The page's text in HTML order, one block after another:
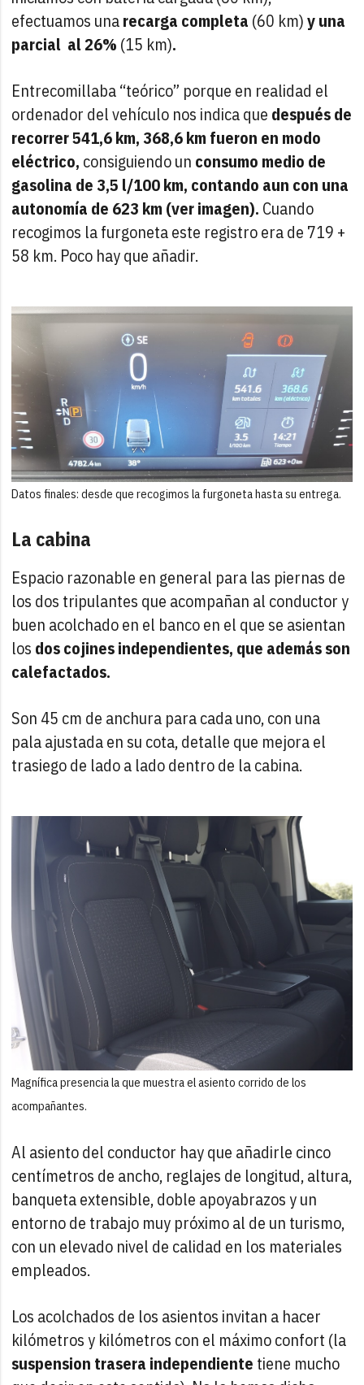
efectuamos unarecarga completa (60 km)y una
parcial al 26% (15 km).
Entrecomillaba “teórico” porque en realidad el
ordenador del vehículo nos indica que después de
recorrer 541,6 km, 368,6 km fueron en modo
eléctrico, consiguiendo un consumo medio de
gasolina de 3,5 l/100 km, contando aun con una
autonomía de 623 km (ver imagen). Cuando
recogimos la furgoneta este registro era de 719 +
58 km. Poco hay que añadir.
Datos finales: desde que recogimos la furgoneta hasta su entrega.
La cabina
Espacio razonable en general para las piernas de
los dos tripulantes que acompañan al conductor y
buen acolchado en el banco en el que se asientan
los dos cojines independientes, que además son
calefactados.
Son 45 cm de anchura para cada uno, con una
pala ajustada en su cota, detalle que mejora el
trasiego de lado a lado dentro de la cabina.
Magnífica presencia la que muestra el asiento corrido de los
acompañantes.
Al asiento del conductor hay que añadirle cinco
centímetros de ancho, reglajes de longitud, altura,
banqueta extensible, doble apoyabrazos y un
entorno de trabajo muy próximo al de un turismo,
con un elevado nivel de calidad en los materiales
empleados.
Los acolchados de los asientos invitan a hacer
kilómetros y kilómetros con el máximo confort (la
suspension trasera independiente tiene mucho